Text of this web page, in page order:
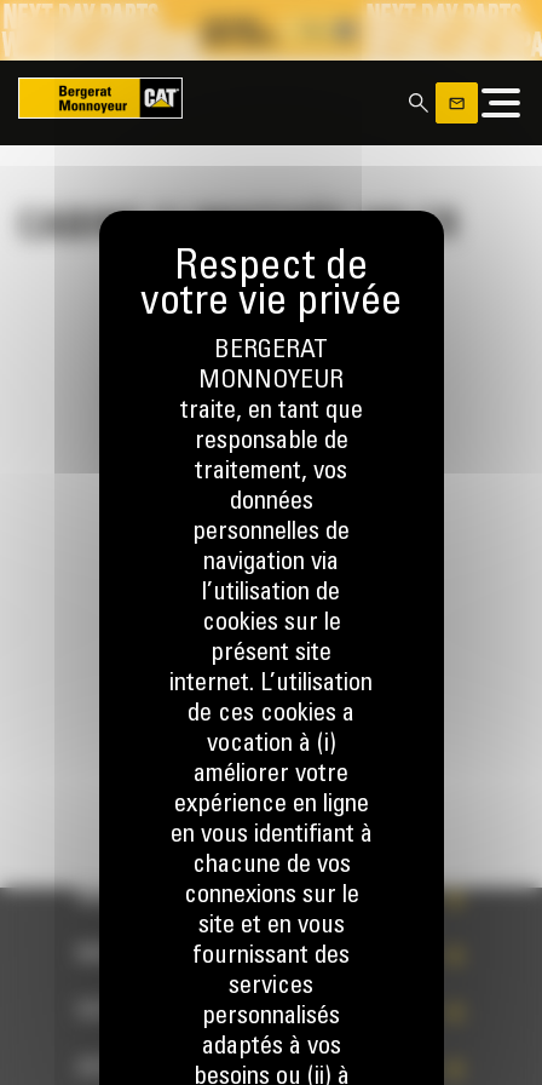
CABINE CLIMATISÉE 309 CR
RESTONS EN CONTACT
Appelez-nous
078 157 767
Écrivez-nous
ENVOYER LA DEMANDE
WHAT’S NEW?
NOS RÉFÉRENCES
ACCÈS RAPIDES
Panneau de gestion des cookies
BERGERAT
MONNOYEUR
traite, en tant que
responsable de
traitement, vos
données
personnelles de
navigation via
l’utilisation de
cookies sur le
présent site
internet. L’utilisation
de ces cookies a
vocation à (i)
améliorer votre
expérience en ligne
en vous identifiant à
chacune de vos
connexions sur le
site et en vous
fournissant des
services
personnalisés
adaptés à vos
besoins ou (ii) à